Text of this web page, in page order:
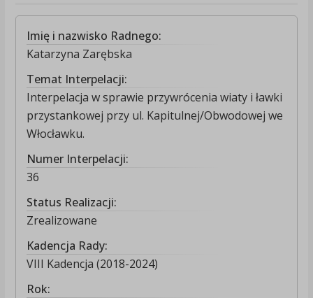
Imię i nazwisko Radnego:
Katarzyna Zarębska
Temat Interpelacji:
Interpelacja w sprawie przywrócenia wiaty i ławki
przystankowej przy ul. Kapitulnej/Obwodowej we
Włocławku.
Numer Interpelacji:
36
Status Realizacji:
Zrealizowane
Kadencja Rady:
VIII Kadencja (2018-2024)
Rok: